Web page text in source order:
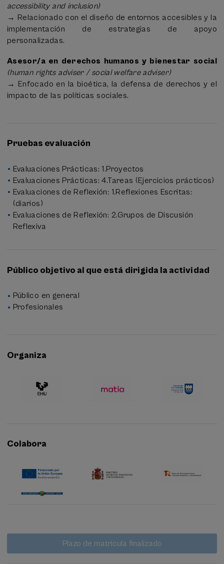
accessibility and inclusion)
→ Relacionado con el diseño de entornos accesibles y la
implementación de estrategias de apoyo
personalizadas.
Asesor/a en derechos humanos y bienestar social
(human rights adviser / social welfare adviser)
→ Enfocado en la bioética, la defensa de derechos y el
impacto de las políticas sociales.
Pruebas evaluación
Evaluaciones Prácticas: 1.Proyectos
Evaluaciones Prácticas: 4.Tareas (Ejercicios prácticos)
Evaluaciones de Reflexión: 1.Reflexiones Escritas:
(diarios)
Evaluaciones de Reflexión: 2.Grupos de Discusión
Reflexiva
Público objetivo al que está dirigida la actividad
Público en general
Profesionales
Organiza
Colabora
Fecha pasada
Plazo de matricula finalizado